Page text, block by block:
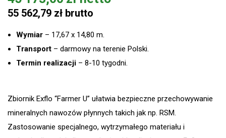
55 562,79 zł
Wymiar – 17,67 x 14,80 m.
Transport – darmowy na terenie Polski.
Termin realizacji – 8-10 tygodni.
Zbiornik Exflo “Farmer U” ułatwia bezpieczne przechowywanie
mineralnych nawozów płynnych takich jak np. RSM.
Zastosowanie specjalnego, wytrzymałego materiału i